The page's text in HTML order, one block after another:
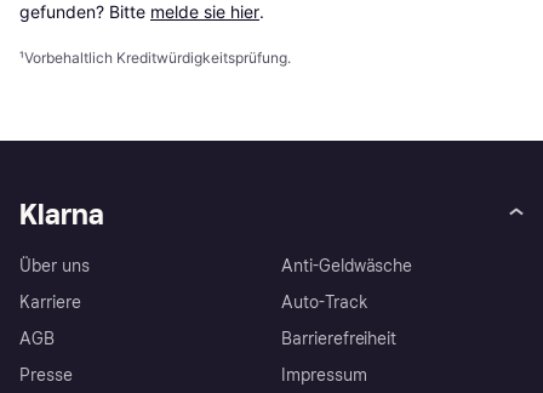
gefunden? Bitte melde sie hier.
¹Vorbehaltlich Kreditwürdigkeitsprüfung.
Klarna
Über uns
Karriere
AGB
Presse
Anti-Geldwäsche
Auto-Track
Barrierefreiheit
Impressum